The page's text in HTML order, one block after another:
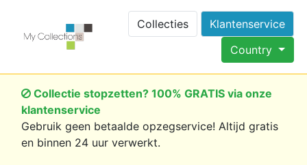
Collecties
Klantenservice
Country
Collectie stopzetten? 100% GRATIS via onze
klantenservice
Gebruik geen betaalde opzegservice! Altijd gratis
en binnen 24 uur verwerkt.